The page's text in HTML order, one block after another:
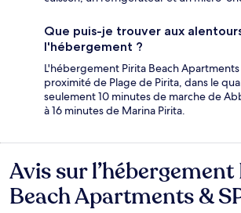
Que puis-je trouver aux
l'hébergement ?
L'hébergement Pirita Beach Apartments
proximité de Plage de Pirita, dans le
seulement 10 minutes de marche de
à 16 minutes de Marina Pirita.
Avis
Avis sur
Beach Apartments &